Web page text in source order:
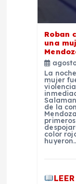
Roban
una
La
mujer
de la
color